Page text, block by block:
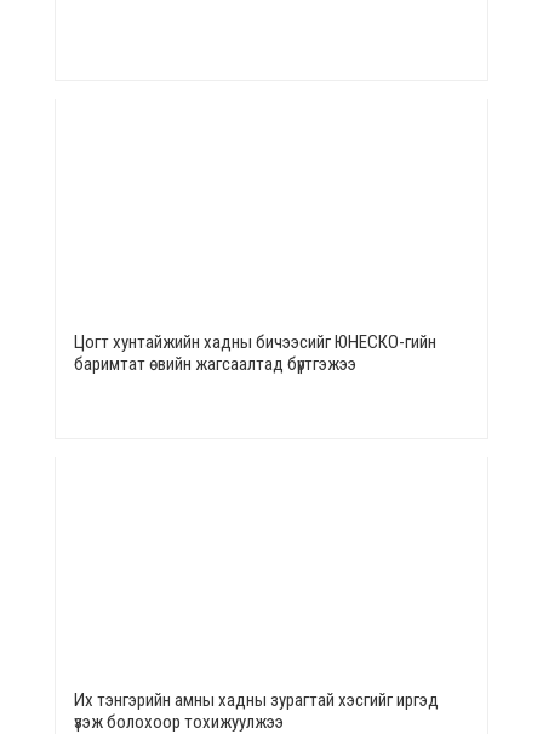
Цогт хунтайжийн хадны бичээсийг ЮНЕСКО-гийн
баримтат өвийн жагсаалтад бүртгэжээ
Их тэнгэрийн амны хадны зурагтай хэсгийг иргэд
үзэж болохоор тохижуулжээ